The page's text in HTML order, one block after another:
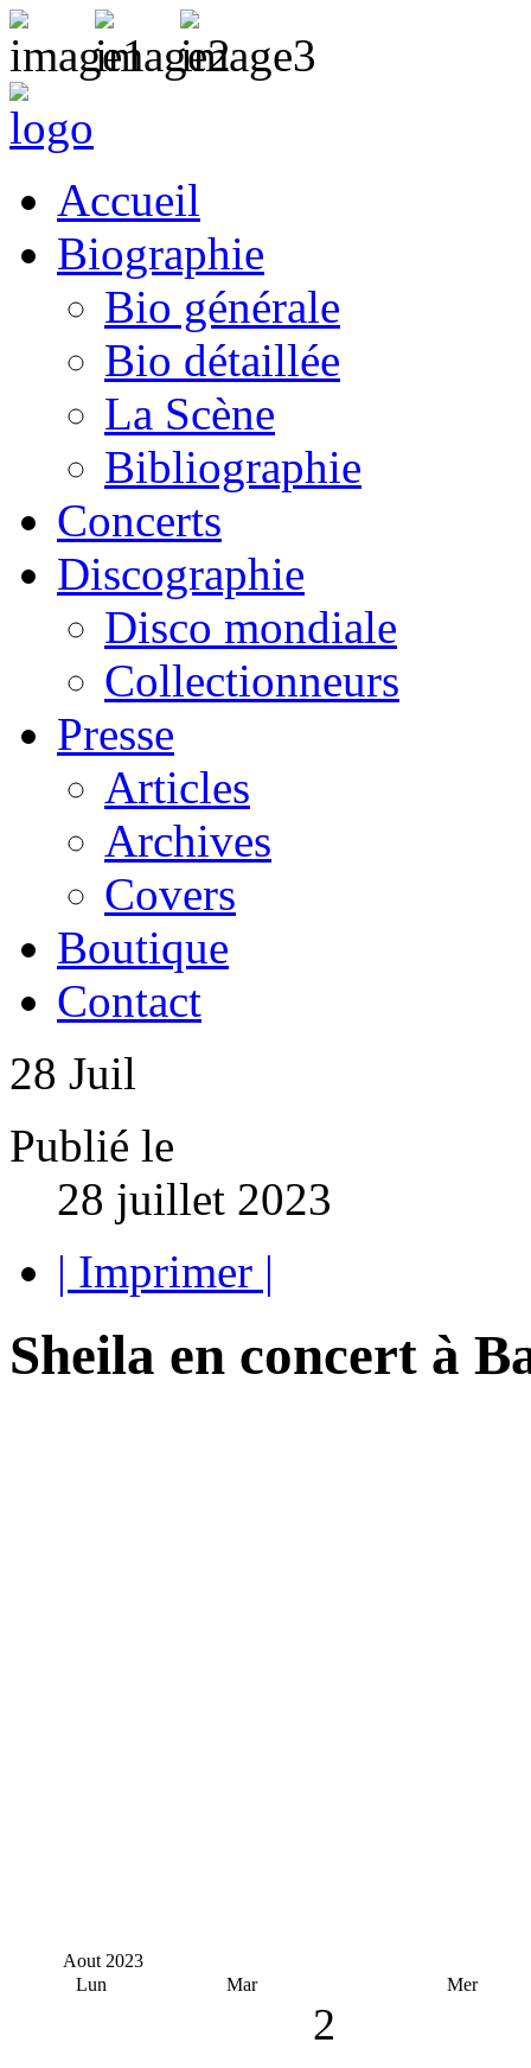
Accueil
Biographie
Bio générale
Bio détaillée
La Scène
Bibliographie
Concerts
Discographie
Disco mondiale
Collectionneurs
Presse
Articles
Archives
Covers
Boutique
Contact
28 Juil
Publié le
28 juillet 2023
| Imprimer |
Sheila en concert à
Aout 2023
Lun
Mar Mer
2